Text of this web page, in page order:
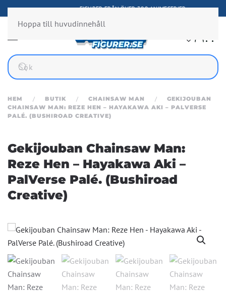
Hoppa till huvudinnehåll
FIGURER FRÅN ÖVER 300 ANIMESERIER
HEM BUTIK CHAINSAW MAN
GEKIJOUBAN
CHAINSAW MAN: REZE HEN – HAYAKAWA AKI – PALVERSE
PALÉ. (BUSHIROAD CREATIVE)
Gekijouban Chainsaw Man:
Reze Hen – Hayakawa Aki –
PalVerse Palé. (Bushiroad
Creative)